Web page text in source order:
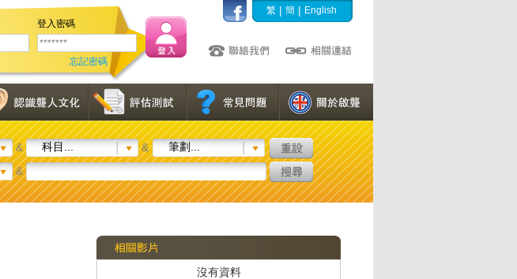
登入密碼
忘記密碼
繁 | 簡 | English
& 科目... &
筆劃...
&
沒有資料